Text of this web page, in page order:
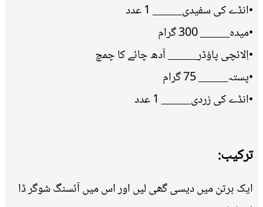
•انڈے کی سفیدی_____ 1 عدد
•میدہ_____ 300 گرام
•اِلائچی پاؤڈر_____ آدھ چائے کا چمچ
•پستہ_____ 75 گرام
•انڈے کی زردی_____ 1 عدد
ترکیب:
ایک برتن میں دیسی گھی لیں اور اس میں آئسنگ شوگر ڈا